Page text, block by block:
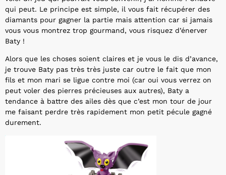
qui peut. Le principe est simple, il vous fait récupérer des
diamants pour gagner la partie mais attention car si jamais
vous vous montrez trop gourmand, vous risquez d’énerver
Baty !
Alors que les choses soient claires et je vous le dis d’avance,
je trouve Baty pas très très juste car outre le fait que mon
fils et mon mari se ligue contre moi (car oui vous verrez on
peut voler des pierres précieuses aux autres), Baty a
tendance à battre des ailes dès que c’est mon tour de jour
me faisant perdre très rapidement mon petit pécule gagné
durement.